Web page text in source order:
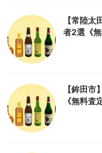
【常陸
者2選《無
【鉾田
《無料査